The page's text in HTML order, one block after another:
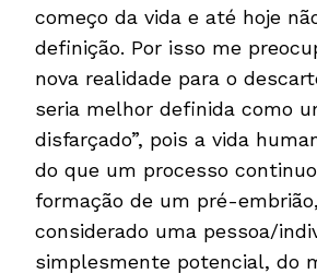
começo da vida e até hoje
definição. Por isso me
nova realidade para o
seria melhor definida como
disfarçado”, pois a vida
do que um processo
formação de um pré-
considerado uma pessoa/
simplesmente potencial, do